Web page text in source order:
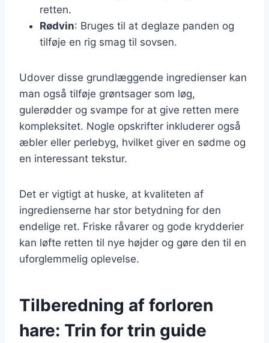
retten.
Rødvin: Bruges til at deglaze panden og
tilføje en rig smag til sovsen.
Udover disse grundlæggende ingredienser kan
man også tilføje grøntsager som løg,
gulerødder og svampe for at give retten mere
kompleksitet. Nogle opskrifter inkluderer også
æbler eller perlebyg, hvilket giver en sødme og
en interessant tekstur.
Det er vigtigt at huske, at kvaliteten af
ingredienserne har stor betydning for den
endelige ret. Friske råvarer og gode krydderier
kan løfte retten til nye højder og gøre den til en
uforglemmelig oplevelse.
Tilberedning af forloren
hare: Trin for trin guide